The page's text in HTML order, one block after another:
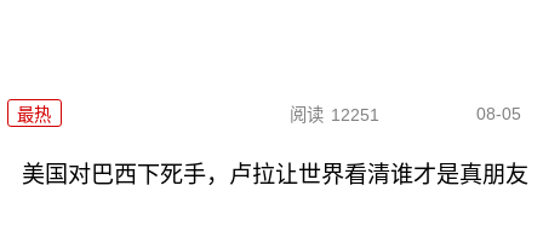
最热 阅读 12251 08-05
美国对巴西下死手，卢拉让世界看清谁才是真朋友